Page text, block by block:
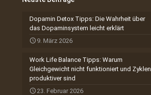
Dopamin Detox Tipps: Die Wahrheit über
das Dopaminsystem leicht erklärt
9. März 2026
Work Life Balance Tipps: Warum
Gleichgewicht nicht funktioniert und Zyklen
produktiver sind
23. Februar 2026